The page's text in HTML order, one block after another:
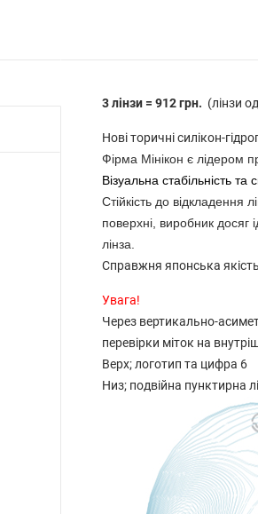
3 лінзи = 912 грн. (лінзи
Нові торичні силікон-
Фірма Мінікон є лідером
Візуальна стабільність
Стійкість до відкладення
поверхні, виробник досяг
лінза.
Справжня японська
Увага!
Через вертикально-
перевірки міток на
Верх; логотип та цифра 6
Низ; подвійна пунктирна